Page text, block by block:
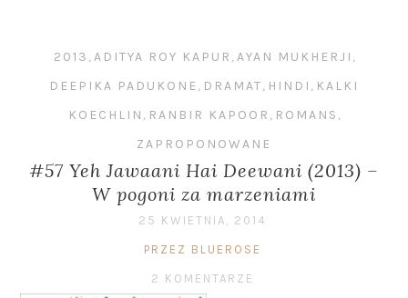
2013 ,ADITYA ROY KAPUR ,AYAN MUKHERJI ,
DEEPIKA PADUKONE, DRAMAT, HINDI , KALKI
KOECHLIN , RANBIR KAPOOR , ROMANS ,
ZAPROPONOWANE
#57 Yeh Jawaani Hai Deewani (2013) –
W pogoni za marzeniami
25 KWIETNIA, 2014
PRZEZ BLUEROSE
2 KOMENTARZE